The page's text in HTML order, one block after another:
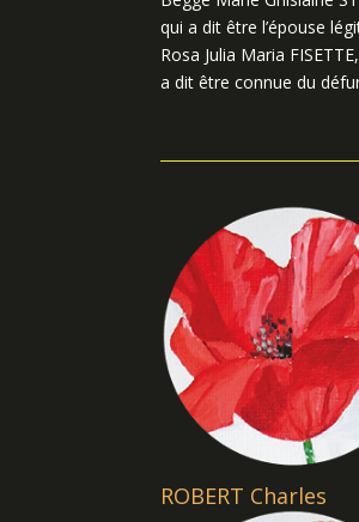
qui a dit être l’épouse
Rosa Julia Maria
a dit être connue du
ROBERT Charles